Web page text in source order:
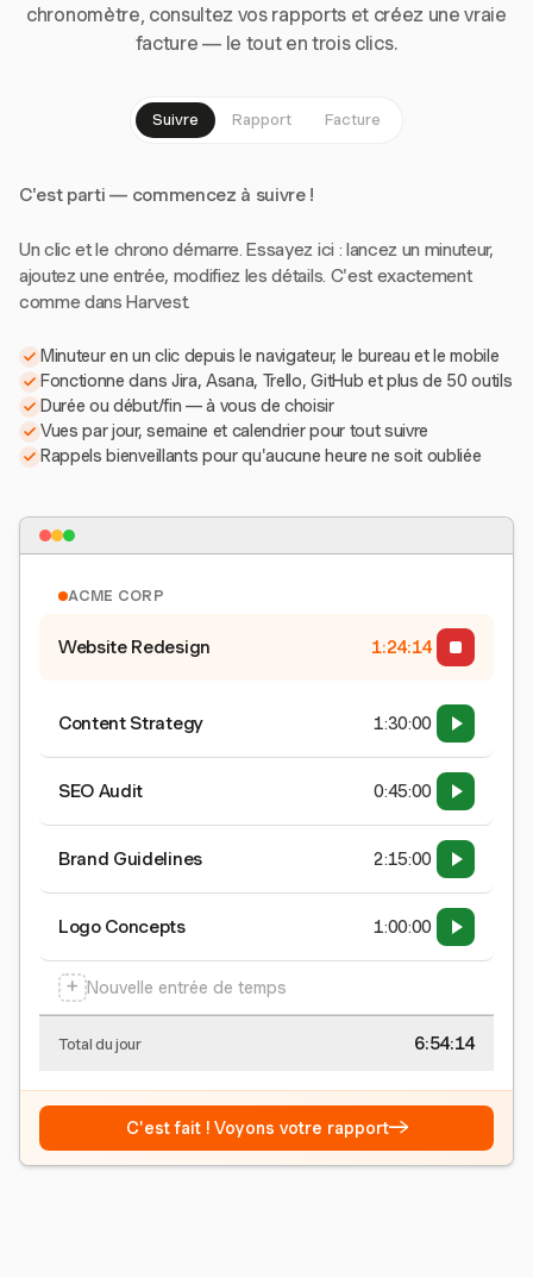
chronomètre, consultez vos rapports et créez une vraie
facture — le tout en trois clics.
Suivre Rapport Facture
C'est parti — commencez à suivre !
Un clic et le chrono démarre. Essayez ici : lancez un minuteur,
ajoutez une entrée, modifiez les détails. C'est exactement
comme dans Harvest.
Minuteur en un clic depuis le navigateur, le bureau et le mobile
Fonctionne dans Jira, Asana, Trello, GitHub et plus de 50 outils
Durée ou début/fin — à vous de choisir
Vues par jour, semaine et calendrier pour tout suivre
Rappels bienveillants pour qu'aucune heure ne soit oubliée
ACME CORP
Website Redesign 1:24:15
Content Strategy 1:30:00
SEO Audit 0:45:00
Brand Guidelines 2:15:00
Logo Concepts 1:00:00
+ Nouvelle entrée de temps
Total du jour 6:54:15
C'est fait ! Voyons votre rapport→